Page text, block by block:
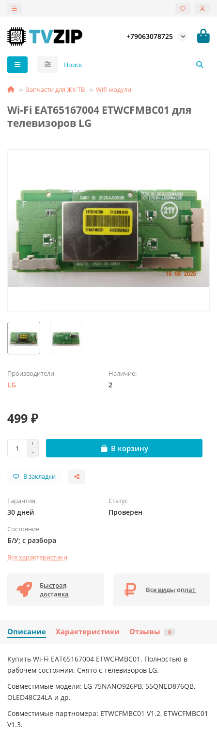
+79063078725
Запчасти для ЖК ТВ Wifi модули
Wi-Fi EAT65167004 ETWCFMBC01 для
телевизоров LG
Производители
LG
Наличие:
2
499 ₽
В корзину
В закладки
Гарантия
30 дней
Статус
Проверен
Состояние
Б/У; с разбора
Все характеристики
Быстрая
доставка
Все виды оплат
Описание Характеристики Отзывы 0
Купить Wi-Fi EAT65167004 ETWCFMBC01. Полностью в
рабочем состоянии. Снято с телевизоров LG.
Совместимые модели: LG 75NANO926PB, 55QNED876QB,
OLED48C24LA и др.
Совместимые партномера: ETWCFMBC01 V1.2, ETWCFMBC01
V1.3.